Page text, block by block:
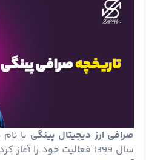
صرافی ارز دیجیتال پینگی با
سال 1399 فعالیت خود را